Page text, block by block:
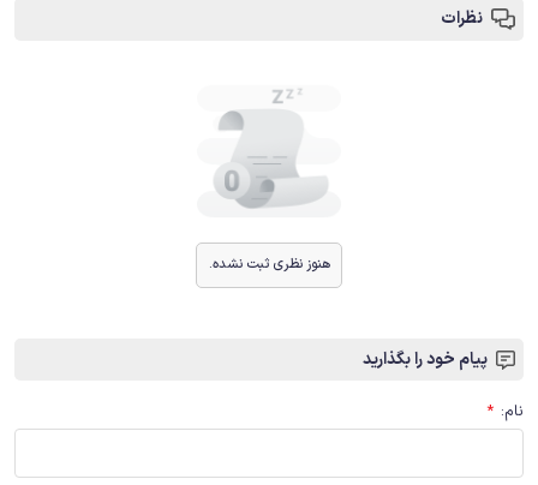
نظرات
هنوز نظری ثبت نشده.
پیام خود را بگذارید
نام:
*